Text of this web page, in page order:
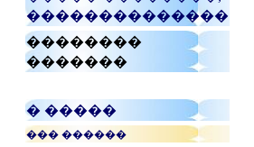
��������������
��������
�������
� �����
��� ������